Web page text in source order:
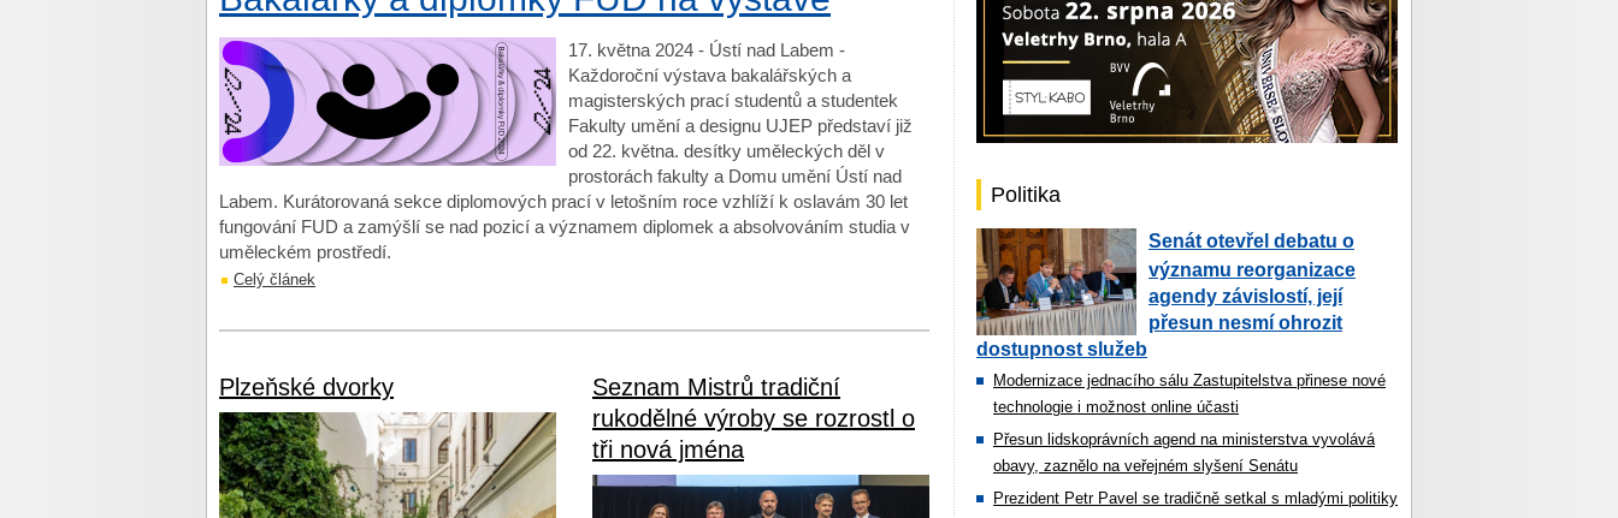
17. května 2024 - Ústí nad Labem -
Každoroční výstava bakalářských a
magisterských prací studentů a studentek
Fakulty umění a designu UJEP představí již
od 22. května. desítky uměleckých děl v
prostorách fakulty a Domu umění Ústí nad
Labem. Kurátorovaná sekce diplomových prací v letošním roce vzhlíží k oslavám 30 let
fungování FUD a zamýšlí se nad pozicí a významem diplomek a absolvováním studia v
uměleckém prostředí.
Celý článek
Plzeňské dvorky
Seznam Mistrů tradiční
rukodělné výroby se rozrostl o
tři nová jména
Politika
Senát otevřel debatu o
významu reorganizace
agendy závislostí, její
přesun nesmí ohrozit
dostupnost služeb
Modernizace jednacího sálu Zastupitelstva přinese nové
technologie i možnost online účasti
Přesun lidskoprávních agend na ministerstva vyvolává
obavy, zaznělo na veřejném slyšení Senátu
Prezident Petr Pavel se tradičně setkal s mladými politiky